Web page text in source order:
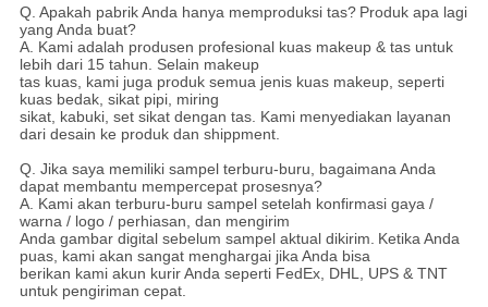
Q. Apakah pabrik Anda hanya memproduksi tas? Produk apa lagi
yang Anda buat?
A. Kami adalah produsen profesional kuas makeup & tas untuk
lebih dari 15 tahun. Selain makeup
tas kuas, kami juga produk semua jenis kuas makeup, seperti
kuas bedak, sikat pipi, miring
sikat, kabuki, set sikat dengan tas. Kami menyediakan layanan
dari desain ke produk dan shippment.
Q. Jika saya memiliki sampel terburu-buru, bagaimana Anda
dapat membantu mempercepat prosesnya?
A. Kami akan terburu-buru sampel setelah konfirmasi gaya /
warna / logo / perhiasan, dan mengirim
Anda gambar digital sebelum sampel aktual dikirim. Ketika Anda
puas, kami akan sangat menghargai jika Anda bisa
berikan kami akun kurir Anda seperti FedEx, DHL, UPS & TNT
untuk pengiriman cepat.